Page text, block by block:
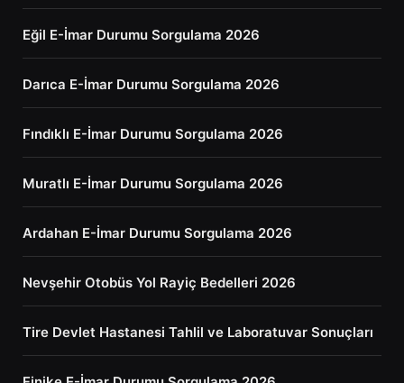
Eğil E-İmar Durumu Sorgulama 2026
Darıca E-İmar Durumu Sorgulama 2026
Fındıklı E-İmar Durumu Sorgulama 2026
Muratlı E-İmar Durumu Sorgulama 2026
Ardahan E-İmar Durumu Sorgulama 2026
Nevşehir Otobüs Yol Rayiç Bedelleri 2026
Tire Devlet Hastanesi Tahlil ve Laboratuvar Sonuçları